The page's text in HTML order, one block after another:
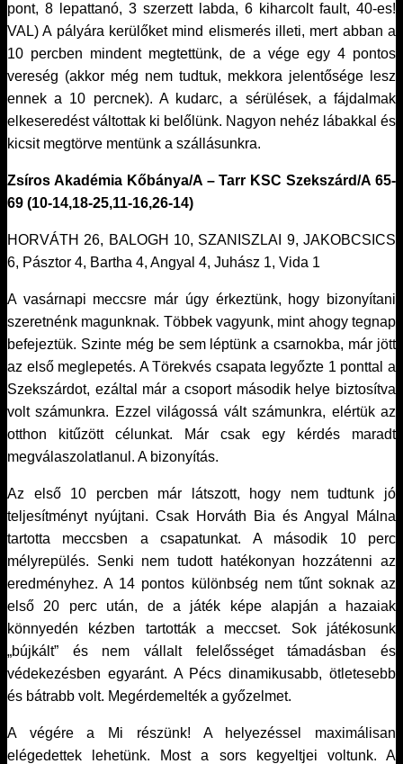
pont, 8 lepattanó, 3 szerzett labda, 6 kiharcolt fault, 40-es!
VAL) A pályára kerülőket mind elismerés illeti, mert abban a
10 percben mindent megtettünk, de a vége egy 4 pontos
vereség (akkor még nem tudtuk, mekkora jelentősége lesz
ennek a 10 percnek). A kudarc, a sérülések, a fájdalmak
elkeseredést váltottak ki belőlünk. Nagyon nehéz lábakkal és
kicsit megtörve mentünk a szállásunkra.
Zsíros Akadémia Kőbánya/A – Tarr KSC Szekszárd/A 65-
69 (10-14,18-25,11-16,26-14)
HORVÁTH 26, BALOGH 10, SZANISZLAI 9, JAKOBCSICS
6, Pásztor 4, Bartha 4, Angyal 4, Juhász 1, Vida 1
A vasárnapi meccsre már úgy érkeztünk, hogy bizonyítani
szeretnénk magunknak. Többek vagyunk, mint ahogy tegnap
befejeztük. Szinte még be sem léptünk a csarnokba, már jött
az első meglepetés. A Törekvés csapata legyőzte 1 ponttal a
Szekszárdot, ezáltal már a csoport második helye biztosítva
volt számunkra. Ezzel világossá vált számunkra, elértük az
otthon kitűzött célunkat. Már csak egy kérdés maradt
megválaszolatlanul. A bizonyítás.
Az első 10 percben már látszott, hogy nem tudtunk jó
teljesítményt nyújtani. Csak Horváth Bia és Angyal Málna
tartotta meccsben a csapatunkat. A második 10 perc
mélyrepülés. Senki nem tudott hatékonyan hozzátenni az
eredményhez. A 14 pontos különbség nem tűnt soknak az
első 20 perc után, de a játék képe alapján a hazaiak
könnyedén kézben tartották a meccset. Sok játékosunk
„bújkált” és nem vállalt felelősséget támadásban és
védekezésben egyaránt. A Pécs dinamikusabb, ötletesebb
és bátrabb volt. Megérdemelték a győzelmet.
A végére a Mi részünk! A helyezéssel maximálisan
elégedettek lehetünk. Most a sors kegyeltjei voltunk. A